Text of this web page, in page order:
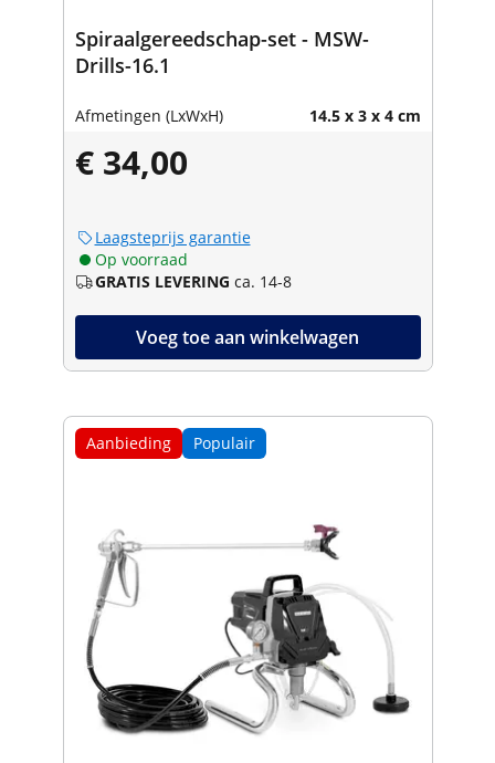
Spiraalgereedschap-set - MSW-
Drills-16.1
Afmetingen (LxWxH) 14.5 x 3 x 4 cm
€ 34,00
Laagsteprijs garantie
Op voorraad
GRATIS LEVERING ca. 14-8
Voeg toe aan winkelwagen
Aanbieding Populair